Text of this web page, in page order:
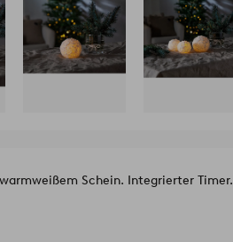
Schein. Integrierter Timer.